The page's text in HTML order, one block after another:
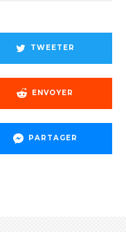
TWEETER
ENVOYER
PARTAGER